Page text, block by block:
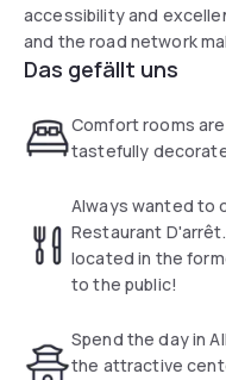
accessibility and
and the road network
weekend away very
rental option, The
relaxing stay. The hotel
Book an unforgettable
Das gefällt uns
Comfort rooms
tastefully
Always wanted to
Restaurant
located in the
to the public!
Spend the day in
the attractive